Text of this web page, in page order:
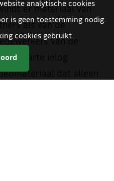
er materiaal van
als van de
van de
aparte inlog
dat alleen
analytische cookies
is geen toestemming nodig.
cookies gebruikt.